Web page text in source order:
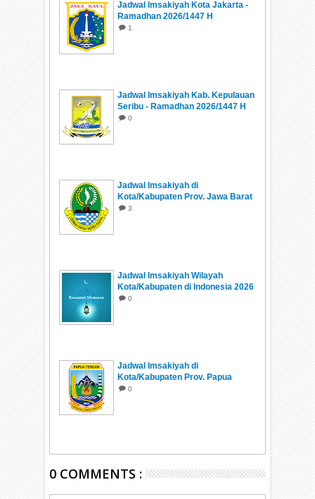
Jadwal Imsakiyah Kota Jakarta -
Ramadhan 2026/1447 H
1
Jadwal Imsakiyah Kab. Kepulauan
Seribu - Ramadhan 2026/1447 H
0
Jadwal Imsakiyah di
Kota/Kabupaten Prov. Jawa Barat
Ramadhan 1447 H/2026
3
Jadwal Imsakiyah Wilayah
Kota/Kabupaten di Indonesia 2026
0
Jadwal Imsakiyah di
Kota/Kabupaten Prov. Papua
Tengah Ramadhan 1447 H/2026
0
0 COMMENTS :